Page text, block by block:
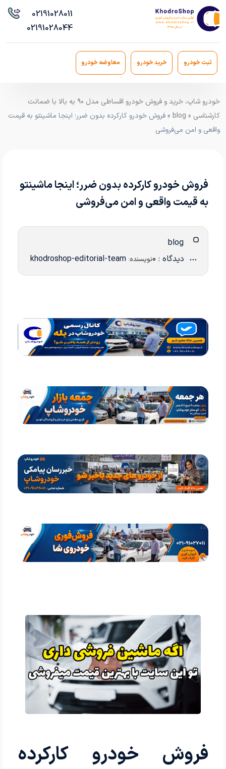
02191028011
02191028044
ثبت خودرو خرید خودرو معاوضه خودرو
خودرو شاپ، خرید و فروش خودرو اقساطی مدل ۹۰ به بالا با ضمانت
کارشناسی »
blog » فروش خودرو کارکرده بدون ضرر؛ اینجا ماشینتو به قیمت
واقعی و امن می‌فروشی
فروش خودرو کارکرده بدون ضرر؛ اینجا ماشینتو
به قیمت واقعی و امن می‌فروشی
دیدگاه : 0 نویسنده: khodroshop-editorial-team
فروش خودرو کارکرده